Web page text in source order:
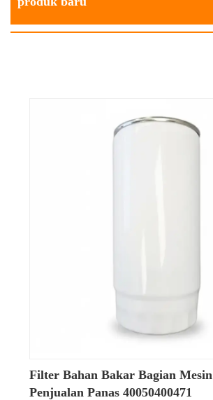
● Filter kasar: mampu menyaring kotoran yang
bahkan kotoran yang lebih kecil.
Filter Bahan Bakar Bagian
Penjualan Panas 40050400471